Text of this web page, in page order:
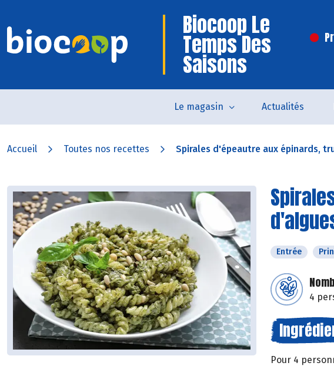
Biocoop Le
Temps Des
Saisons
Le magasin Actualités
Accueil Toutes nos recettes Spirales d'épeautre aux épinards,
Entrée
4
Pour 4